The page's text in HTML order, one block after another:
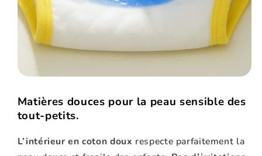
Matières douces pour la peau sensible des
tout-petits.
L’intérieur en coton doux respecte parfaitement la